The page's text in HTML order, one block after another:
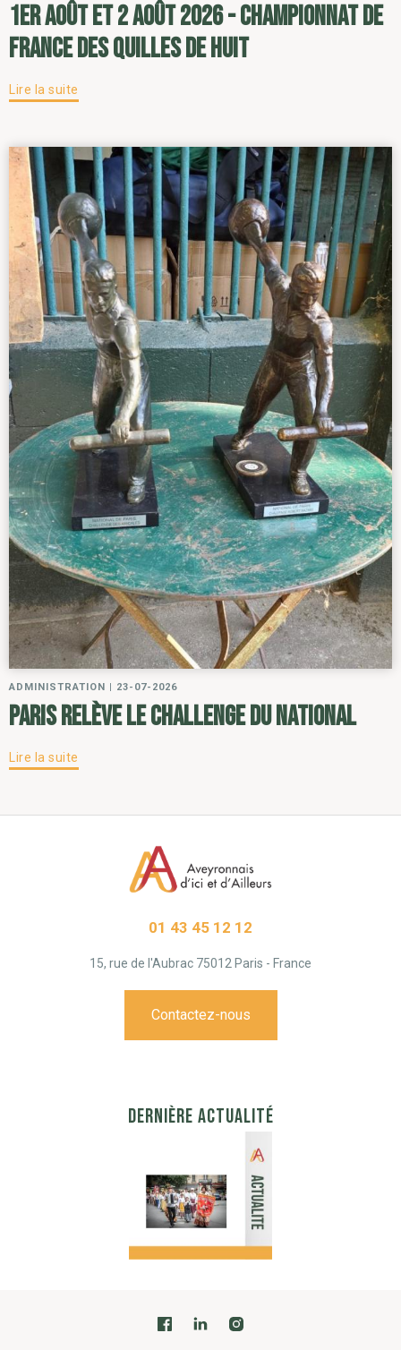
1er août et 2 août 2026 - Championnat de
France des Quilles de Huit
Lire la suite
ADMINISTRATION | 23-07-2026
Paris relève le challenge du National
Lire la suite
01 43 45 12 12
15, rue de l'Aubrac 75012 Paris - France
Contactez-nous
DERNIÈRE ACTUALITÉ